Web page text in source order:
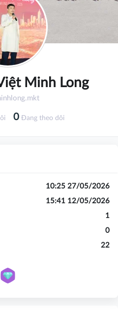
Minh Long
0 Đang theo dõi
10:25 27/05/2026
15:41 12/05/2026
1
0
22